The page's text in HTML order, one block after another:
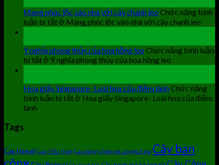
Mang phúc lộc vào nhà với cây chanh leoChức năng bình
luận bị tắtở Mang phúc lộc vào nhà với cây chanh leo
Ý nghĩa phong thủy của hoa hồng leoChức năng bình luận
bị tắtở Ý nghĩa phong thủy của hoa hồng leo
Hoa giấy Singapore- Loài hoa của điềm lànhChức năng
bình luận bị tắtở Hoa giấy Singapore- Loài hoa của điềm
lành
Tags
Cau Hawaii Cau Tiểu Trâm Cau Vàng Chăm sóc cây bạch mã Cây ban